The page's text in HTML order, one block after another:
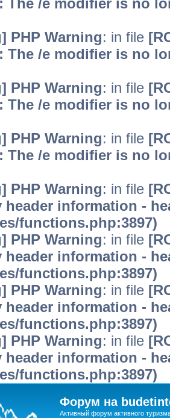
The /e modifier is no
PHP Warning: in file
The /e modifier is no
PHP Warning: in file
The /e modifier is no
PHP Warning: in file
The /e modifier is no
PHP Warning: in file
header information -
functions.php:3897)
PHP Warning: in file
header information -
functions.php:3897)
PHP Warning: in file
header information -
functions.php:3897)
PHP Warning: in file
header information -
functions.php:3897)
Форум на
Активный форум активного